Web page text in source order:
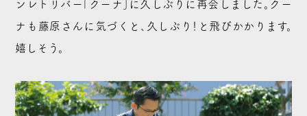
ンレトリバー「クーナ」に久しぶりに再会しました。クー
ナも藤原さんに気づくと、久しぶり！と飛びかかります。
嬉しそう。